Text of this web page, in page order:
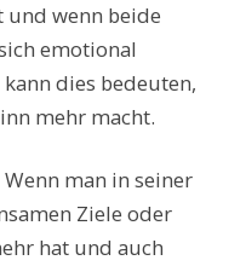
und wenn beide
emotional
dies bedeuten,
mehr macht.
Wenn man in seiner
Ziele oder
hat und auch